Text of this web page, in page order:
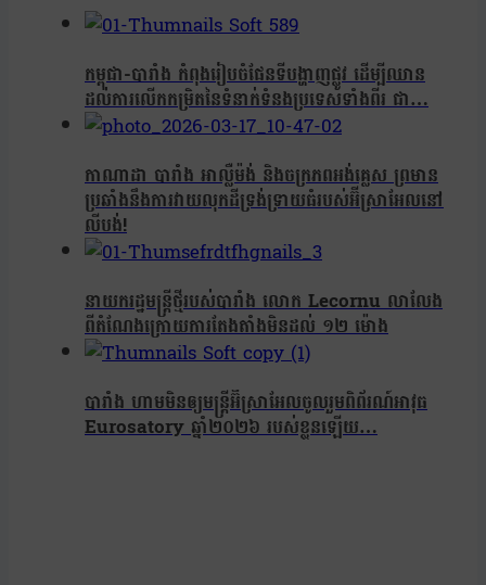
កម្ពុជា-បារាំង កំពុងរៀបចំផែនទីបង្ហាញផ្លូវ ដើម្បីឈាន
ដល់ការលើកកម្រិតនៃទំនាក់ទំនងប្រទេសទាំងពីរ ជា…
កាណាដា បារាំង អាល្លឺម៉ង់ និងចក្រភពអង់គ្លេស ព្រមាន
ប្រឆាំងនឹងការវាយលុកដីទ្រង់ទ្រាយធំរបស់អ៊ីស្រាអែលនៅ
លីបង់!
នាយករដ្ឋមន្ត្រីថ្មីរបស់​បារាំង​ លោក Lecornu លាលែង​
ពី​តំណែងក្រោយការតែងតាំងមិនដល់ ១២ ម៉ោង
បារាំង ហាមមិនឲ្យមន្ត្រីអ៊ីស្រាអែលចូលរួមពិព័រណ៍អាវុធ
Eurosatory ឆ្នាំ២០២៦ របស់ខ្លួនឡើយ…